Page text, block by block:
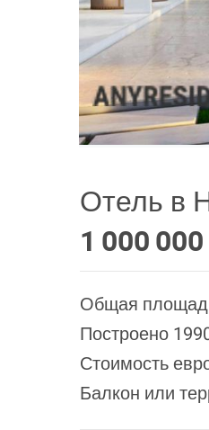
Отель в
1 000
Общая
Построено
Стоимость
Балкон или